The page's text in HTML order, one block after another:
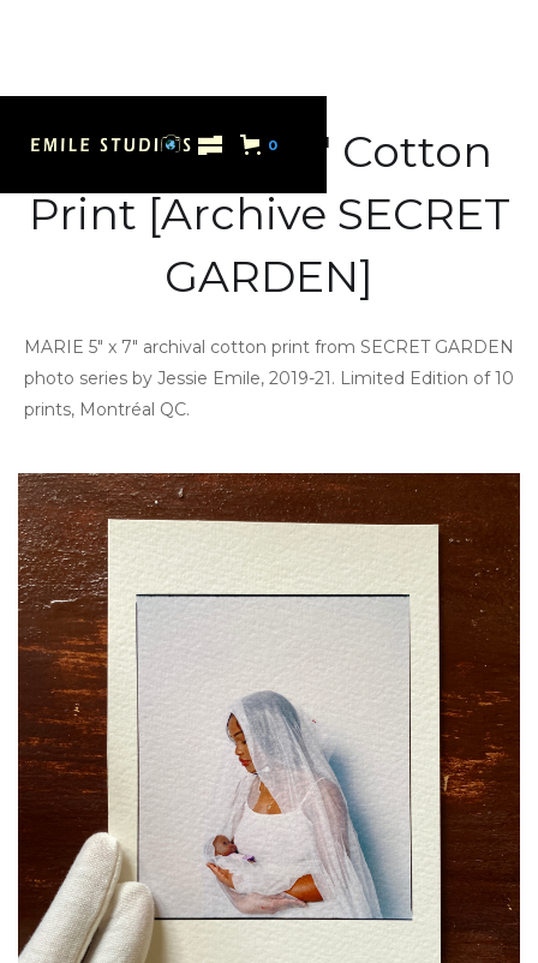
0
MARIE 5" x 7" Cotton
Print [Archive SECRET
GARDEN]
MARIE 5" x 7" archival cotton print from SECRET GARDEN
photo series by Jessie Emile, 2019-21. Limited Edition of 10
prints, Montréal QC.